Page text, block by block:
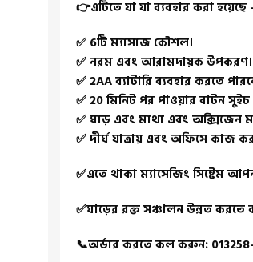
👉এটিতে যা যা ব্যবহার করা হয়েছে
✅ 6টি ম্যাসাজ কৌশল।
✅ নরম এবং আরামদায়ক উপকরণ।
✅ 2AA ব্যাটারি ব্যবহার করতে
✅ 20 মিনিট পর পাওয়ার বাটন
✅ ঘাড় এবং মাথা এবং অক্সিজেন
✅ দীর্ঘ যাত্রায় এবং অফিসে কাজ
✅এতে থাকা ম্যাসেজিং সিষ্টেম
✅ঘাড়ের রক্ত সঞ্চালন উন্নত করতে
📞অর্ডার করতে কল করুন: